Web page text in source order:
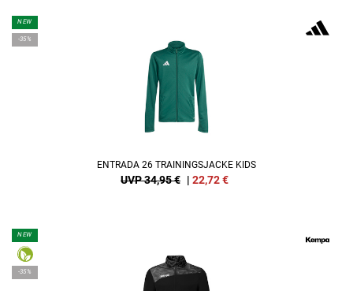
NEW
-35%
ENTRADA 26 TRAININGSJACKE KIDS
UVP 34,95 € | 22,72€
NEW
-35%